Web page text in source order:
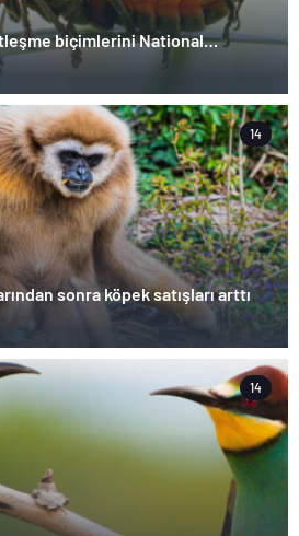
biçimlerini National
14
sonra köpek satışları arttı
14